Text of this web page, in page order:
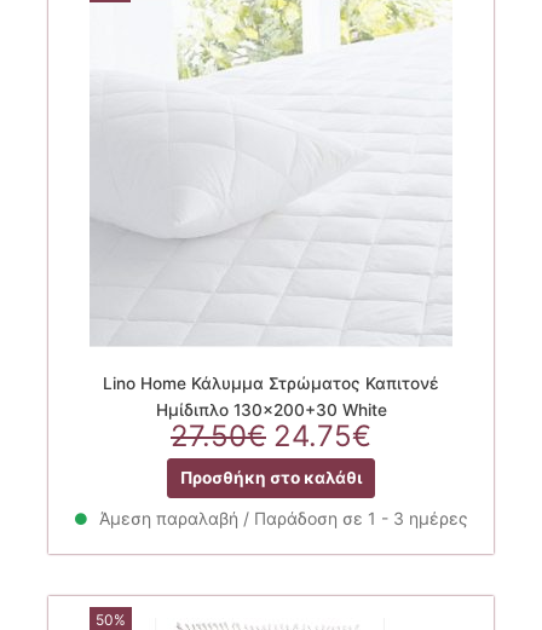
Lino Home Κάλυμμα Στρώματος Καπιτονέ
Ημίδιπλο 130×200+30 White
27.50€ Original
price
was:
27.50€.
24.75€
τρέχουσα
τιμή
είναι:
Προσθήκη στο καλάθι
Άμεση παραλαβή / Παράδοση σε 1 - 3 ημέρες
50%